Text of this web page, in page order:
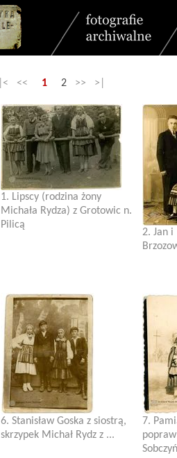
|< << 1 2 >> >|
1. Lipscy (rodzina żony
Michała Rydza) z Grotowic n.
Pilicą
2. Jan i
6. Stanisław Goska z siostrą,
skrzypek Michał Rydz z ...
7.